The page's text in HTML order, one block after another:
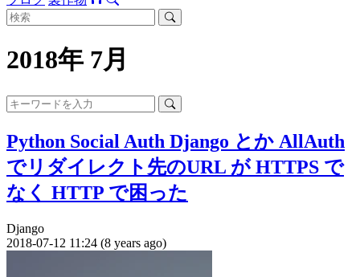
2018年 7月
Python Social Auth Django とか AllAuth
でリダイレクト先のURL が HTTPS で
なく HTTP で困った
Django
2018-07-12 11:24 (8 years ago)